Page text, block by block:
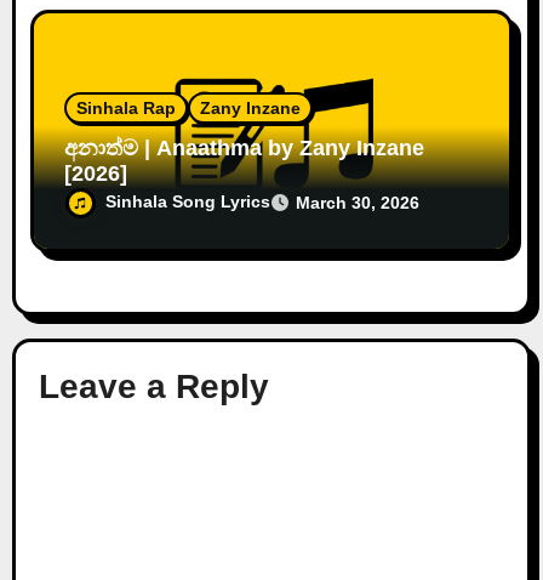
Sinhala Rap Zany Inzane
අනාත්ම | Anaathma by Zany Inzane
[2026]
Sinhala Song Lyrics March 30, 2026
Leave a Reply